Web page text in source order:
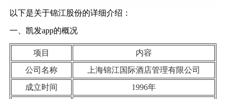
以下是关于锦江股份的详细介绍：
一、凯发app的概况
项目
内容
公司名称
上海锦江国际酒店管理有限公司
成立时间
1996年